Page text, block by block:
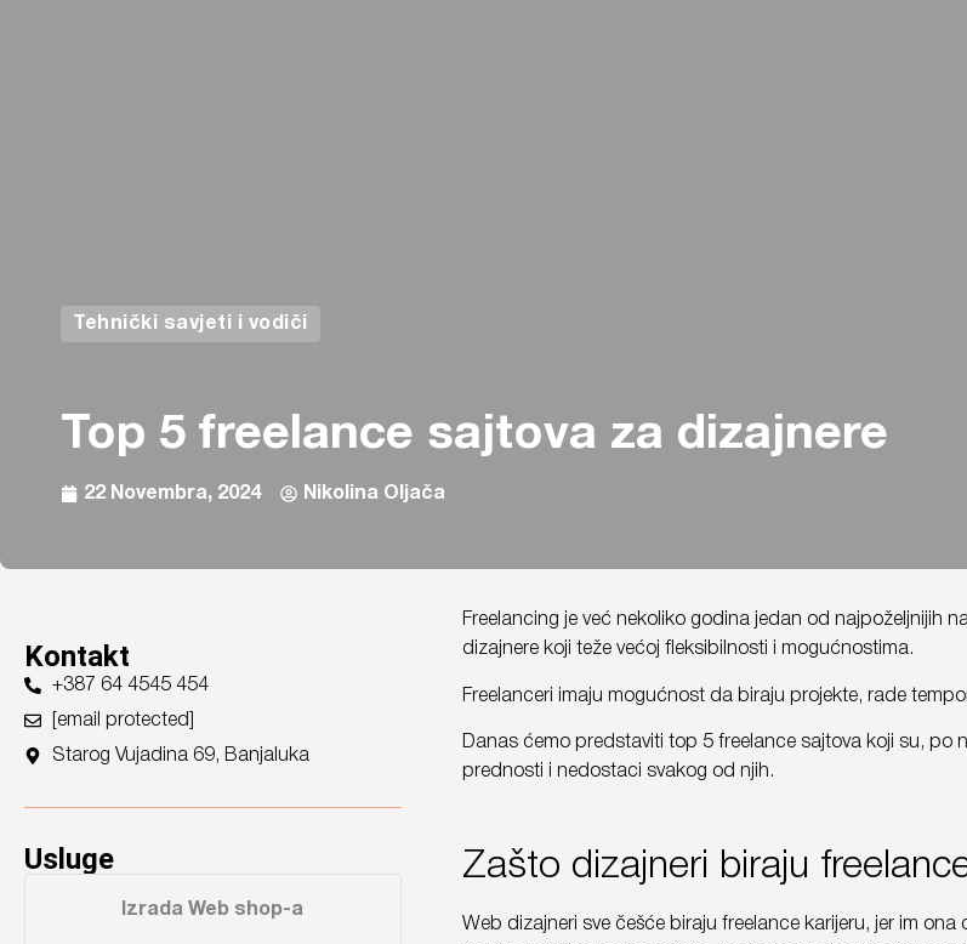
Top 5 freelance sajtova za dizajnere
22 Novembra, 2024 Nikolina Oljača
Tehnički savjeti i vodiči
Kontakt
+387 64 4545 454
[email protected]
Starog Vujadina 69, Banjaluka
Usluge
Izrada Web shop-a
Freelancing je već nekoliko godina jedan od najpoželjnijih
dizajnere koji teže većoj fleksibilnosti i mogućnostima.
Freelanceri imaju mogućnost da biraju projekte, rade
Danas ćemo predstaviti top 5 freelance sajtova koji su, po
prednosti i nedostaci svakog od njih.
Zašto dizajneri biraju
Web dizajneri sve češće biraju freelance karijeru, jer im